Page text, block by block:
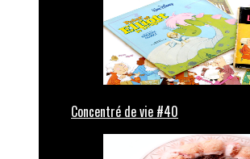
Concentré de vie #40